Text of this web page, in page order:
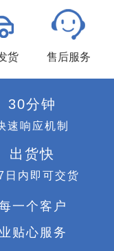
货 售后服务
30分钟
速响应机制
出货快
日内即可交货
一个客户
贴心服务